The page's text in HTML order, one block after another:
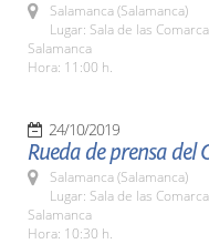
Salamanca (Salamanca)
Lugar: Sala de las
Salamanca
Hora: 11:00 h.
24/10/2019
Rueda de prensa del
Salamanca (Salamanca)
Lugar: Sala de las
Salamanca
Hora: 10:30 h.